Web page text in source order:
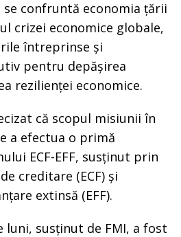
se confruntă economia țării
crizei economice globale,
întreprinse și
pentru depășirea
rezilienței economice.
că scopul misiunii în
a efectua o primă
ECF-EFF, susținut prin
creditare (ECF) și
extinsă (EFF).
luni, susținut de FMI, a fost